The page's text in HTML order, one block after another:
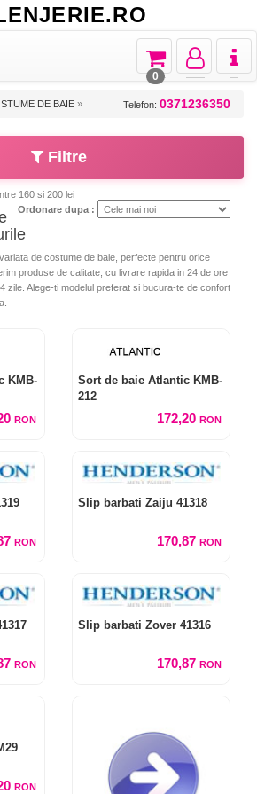
Toggle
Toggle
navigation
Toggle
navigation
0
DE BAIE » Telefon: 0371236350
Filtre
160 si 200 lei
Ordonare dupa :
de costume de baie, perfecte pentru orice
produse de calitate, cu livrare rapida in 24 de ore
zile. Alege-ti modelul preferat si bucura-te de confort
KMB-
RON
Sort de baie Atlantic KMB-
212
172,20 RON
RON
Slip barbati Zaiju 41318
170,87 RON
RON
Slip barbati Zover 41316
170,87 RON
RON